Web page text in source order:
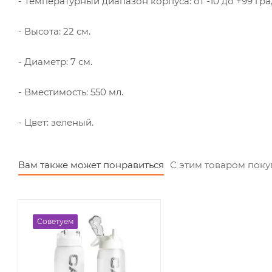
- Высота: 22 см.
- Диаметр: 7 см.
- Вместимость: 550 мл.
- Цвет: зеленый.
Вам также может понравиться С этим товаром
Советуем